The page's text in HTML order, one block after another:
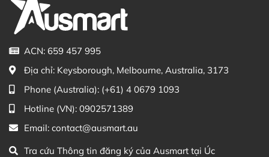
ACN: 659 457 995
Địa chỉ: Keysborough, Melbourne, Australia, 3173
Phone (Australia): (+61) 4 0679 1093
Hotline (VN): 0902571389
Email: contact@ausmart.au
Tra cứu Thông tin đăng ký của Ausmart tại Úc